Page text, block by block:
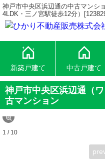
神戸市中央区浜辺通の中古マンシ
4LDK・三ノ宮駅徒歩12分）
新築戸建て 中古戸建て
神戸市中央区浜辺通（
古マンション
1 / 10